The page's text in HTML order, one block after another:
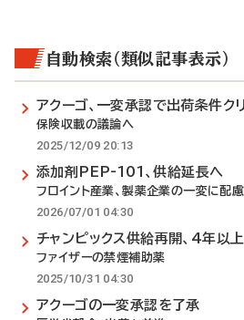
自動検索（類似記事表示）
アクーゴ、一変承認で出荷条件ク
保険収載の議論へ
2025/12/09 20:13
添加剤PEP-101、供給延長へ
フロイント産業、製薬企業の一変に配慮
2026/07/01 04:30
チャンピックス供給再開、4年以
ファイザーの禁煙補助薬
2025/10/31 04:30
アクーゴの一変承認を了承